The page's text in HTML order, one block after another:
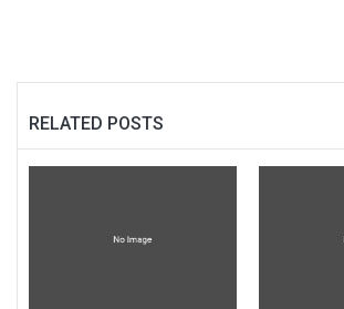
RELATED POSTS